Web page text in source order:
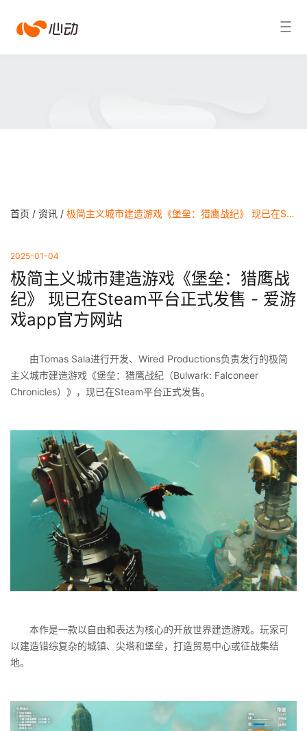
爱搜索结果
首页 / 资讯 / 极简主义城市建造游戏《堡垒：猎鹰战纪》 现已在Steam平台正式发售 - 爱游戏app官方网站
2025-01-04
极简主义城市建造游戏《堡垒：猎鹰战
纪》 现已在Steam平台正式发售 - 爱游
戏app官方网站
由Tomas Sala进行开发、Wired Productions负责发行的极简
主义城市建造游戏《堡垒：猎鹰战纪（Bulwark: Falconeer
Chronicles）》，现已在Steam平台正式发售。
本作是一款以自由和表达为核心的开放世界建造游戏。玩家可
以建造错综复杂的城镇、尖塔和堡垒，打造贸易中心或征战集结
地。